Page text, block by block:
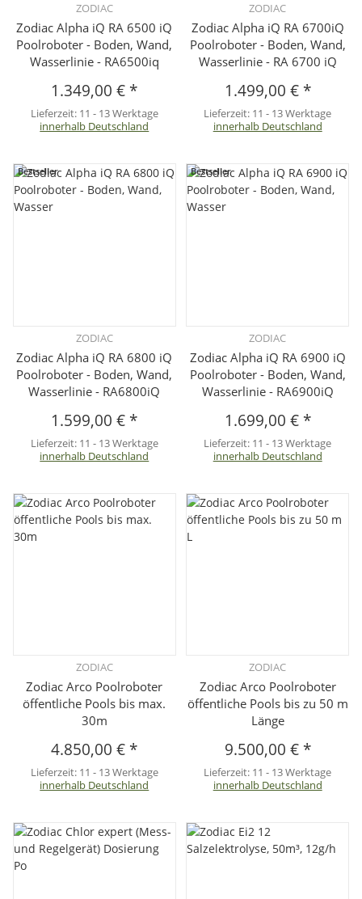
ZODIAC
Zodiac Alpha iQ RA 6500 iQ
Poolroboter - Boden, Wand,
Wasserlinie - RA6500iq
1.349,00 € *
Lieferzeit: 11 - 13 Werktage
innerhalb Deutschland
ZODIAC
Zodiac Alpha iQ RA 6700iQ
Poolroboter - Boden, Wand,
Wasserlinie - RA 6700 iQ
1.499,00 € *
Lieferzeit: 11 - 13 Werktage
innerhalb Deutschland
Bestseller
ZODIAC
Zodiac Alpha iQ RA 6800 iQ
Poolroboter - Boden, Wand,
Wasserlinie - RA6800iQ
1.599,00 € *
Lieferzeit: 11 - 13 Werktage
innerhalb Deutschland
Bestseller
ZODIAC
Zodiac Alpha iQ RA 6900 iQ
Poolroboter - Boden, Wand,
Wasserlinie - RA6900iQ
1.699,00 € *
Lieferzeit: 11 - 13 Werktage
innerhalb Deutschland
ZODIAC
Zodiac Arco Poolroboter
öffentliche Pools bis max.
30m
4.850,00 € *
Lieferzeit: 11 - 13 Werktage
innerhalb Deutschland
ZODIAC
Zodiac Arco Poolroboter
öffentliche Pools bis zu 50 m
Länge
9.500,00 € *
Lieferzeit: 11 - 13 Werktage
innerhalb Deutschland